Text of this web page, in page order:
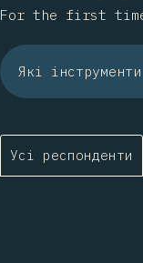
For the first
Які
Усі респонденти